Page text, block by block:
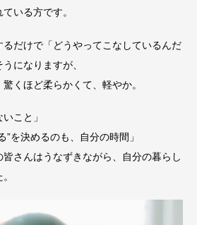
いる方です。
だけで「どうやってこなしているんだ
になりますが、
くほど柔らかくて、軽やか。
こと」
”を決めるのも、自分の時間」
さんはうなずきながら、自分の暮らし